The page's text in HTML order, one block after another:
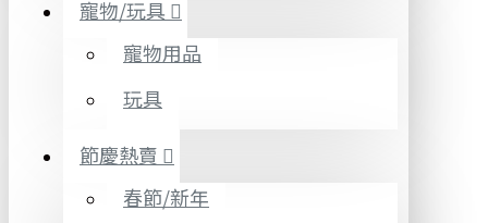
寵物/玩具
寵物用品
玩具
節慶熱賣
春節/新年